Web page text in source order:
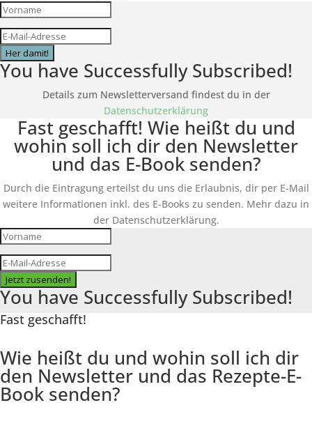
Her damit!
You have Successfully Subscribed!
Details zum Newsletterversand findest du in der
Datenschutzerklärung
Fast geschafft! Wie heißt du und
wohin soll ich dir den Newsletter
und das E-Book senden?
Durch die Eintragung erteilst du uns die Erlaubnis, dir per E-Mail
weitere Informationen inkl. des E-Books zu senden. Mehr dazu in
der Datenschutzerklärung.
Jetzt zusenden!
You have Successfully Subscribed!
Fast geschafft!
Wie heißt du und wohin soll ich dir
den Newsletter und das Rezepte-E-
Book senden?